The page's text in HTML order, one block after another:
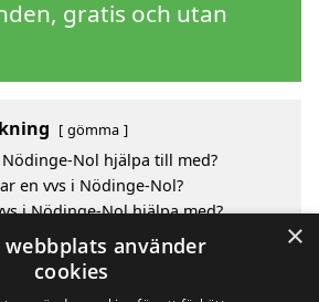
gratis och utan
gömma
Nol hjälpa till med?
en vvs i Nödinge-Nol?
i Nödinge-Nol hjälpa med?
välja vvs i Nödinge-Nol
vvs i de omgivande städerna
×
webbplats använder
cookies